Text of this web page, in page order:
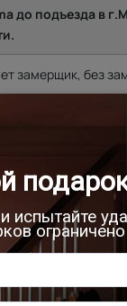
до подъезда в
замерщик, без
и др. (15 км
Черноголовка,
МКАД\КАД